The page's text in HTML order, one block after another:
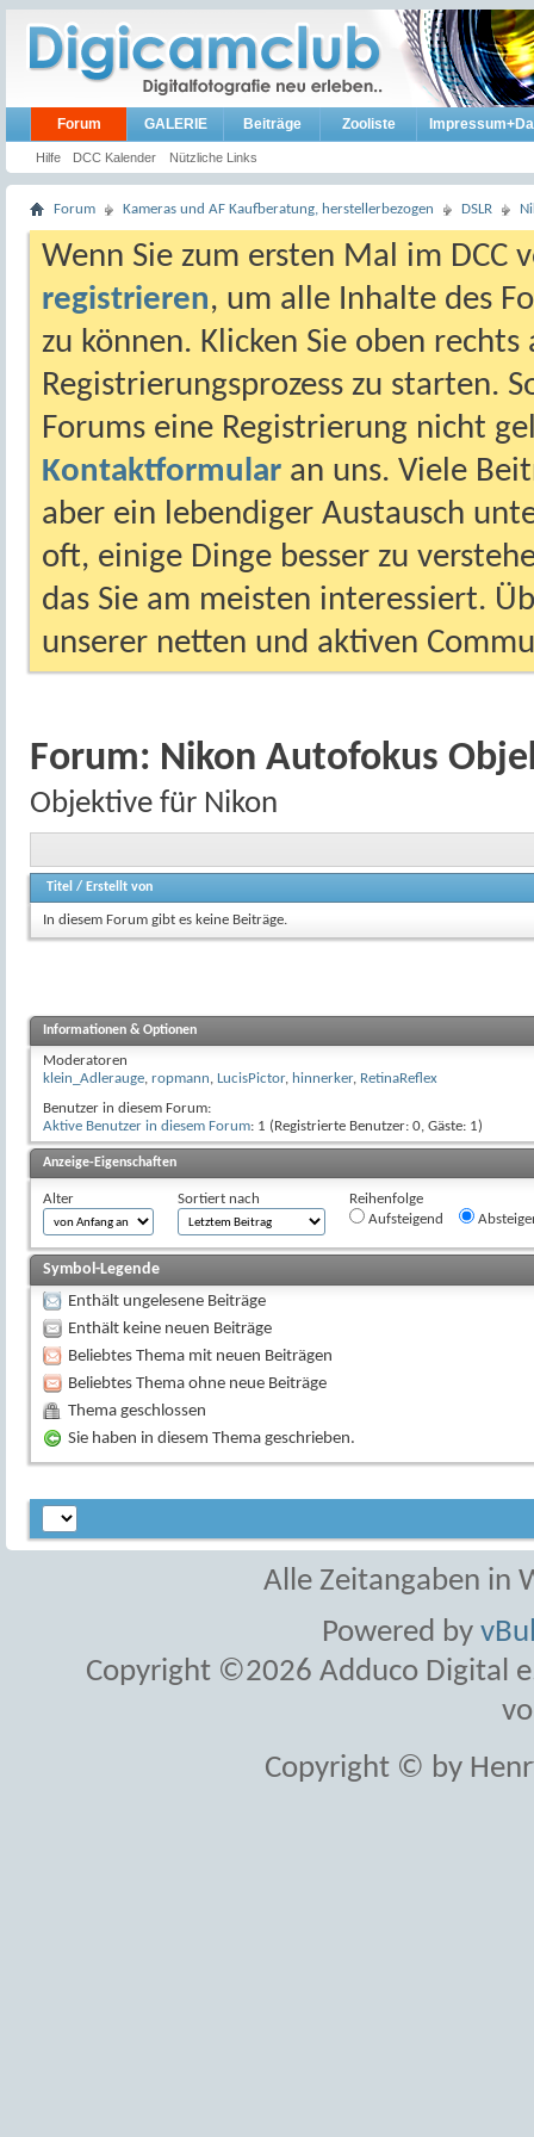
Forum
Hilfe DCC Kalender Nützliche Links
GALERIE Beiträge Zooliste
Forum Kameras und AF Kaufberatung, herstellerbezogen DSLR
Wenn Sie zum ersten Mal im DCC
registrieren, um alle Inhalte des
zu können. Klicken Sie oben
Registrierungsprozess zu starten.
Forums eine Registrierung nicht
Kontaktformular an uns. Viele
aber ein lebendiger Austausch
oft, einige Dinge besser zu
das Sie am meisten interessiert.
unserer netten und aktiven
Forum: Nikon Autofokus
Objektive für Nikon
Titel / Erstellt von
In diesem Forum gibt es keine Beiträge.
Informationen & Optionen
Moderatoren
klein_Adlerauge, ropmann, LucisPictor, hinnerker, RetinaReflex
Benutzer in diesem Forum:
Aktive Benutzer in diesem Forum: 1 (Registrierte Benutzer: 0, Gäste: 1)
Anzeige-Eigenschaften
Alter Sortiert nach
Reihenfolge
Aufsteigend
Symbol-Legende
Enthält ungelesene Beiträge
Enthält keine neuen Beiträge
Beliebtes Thema mit neuen Beiträgen
Beliebtes Thema ohne neue Beiträge
Thema geschlossen
Sie haben in diesem Thema geschrieben.
Alle Zeitangaben in
Powered by
Copyright ©2026 Adduco Digital
Copyright © by